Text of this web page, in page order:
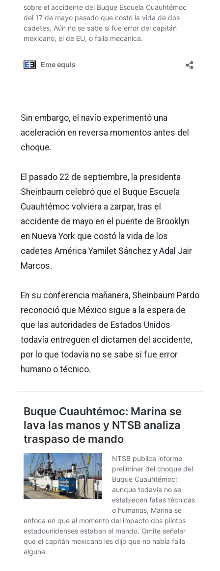
Sin embargo, el navío experimentó una
aceleración en reversa momentos antes del
choque.
El pasado 22 de septiembre, la presidenta
Sheinbaum celebró que el Buque Escuela
Cuauhtémoc volviera a zarpar, tras el
accidente de mayo en el puente de Brooklyn
en Nueva York que costó la vida de los
cadetes América Yamilet Sánchez y Adal Jair
Marcos.
En su conferencia mañanera, Sheinbaum Pardo
reconoció que México sigue a la espera de
que las autoridades de Estados Unidos
todavía entreguen el dictamen del accidente,
por lo que todavía no se sabe si fue error
humano o técnico.